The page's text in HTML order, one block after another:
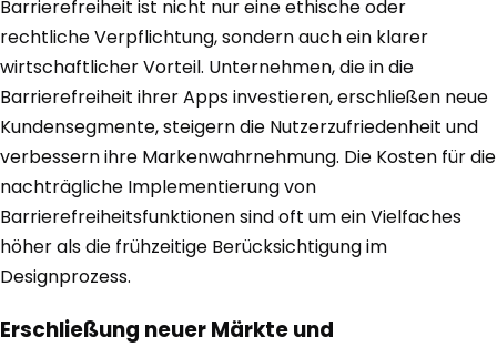
Barrierefreiheit ist nicht nur eine ethische oder
rechtliche Verpflichtung, sondern auch ein klarer
wirtschaftlicher Vorteil. Unternehmen, die in die
Barrierefreiheit ihrer Apps investieren, erschließen neue
Kundensegmente, steigern die Nutzerzufriedenheit und
verbessern ihre Markenwahrnehmung. Die Kosten für die
nachträgliche Implementierung von
Barrierefreiheitsfunktionen sind oft um ein Vielfaches
höher als die frühzeitige Berücksichtigung im
Designprozess.
Erschließung neuer Märkte und